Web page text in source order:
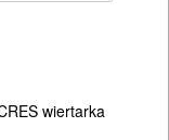
wiertarka